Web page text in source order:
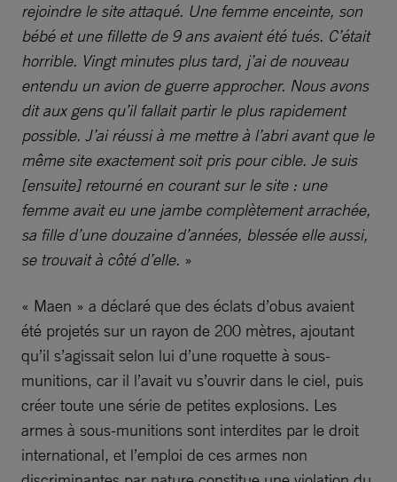
rejoindre le site attaqué. Une femme enceinte, son
bébé et une fillette de 9 ans avaient été tués. C’était
horrible. Vingt minutes plus tard, j’ai de nouveau
entendu un avion de guerre approcher. Nous avons
dit aux gens qu’il fallait partir le plus rapidement
possible. J’ai réussi à me mettre à l’abri avant que le
même site exactement soit pris pour cible. Je suis
[ensuite] retourné en courant sur le site : une
femme avait eu une jambe complètement arrachée,
sa fille d’une douzaine d’années, blessée elle aussi,
se trouvait à côté d’elle. »
« Maen » a déclaré que des éclats d’obus avaient
été projetés sur un rayon de 200 mètres, ajoutant
qu’il s’agissait selon lui d’une roquette à sous-
munitions, car il l’avait vu s’ouvrir dans le ciel, puis
créer toute une série de petites explosions. Les
armes à sous-munitions sont interdites par le droit
international, et l’emploi de ces armes non